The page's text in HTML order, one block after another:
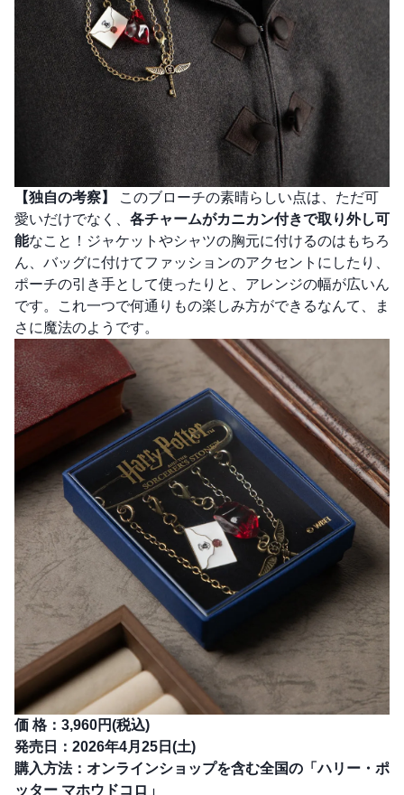
【独自の考察】
このブローチの素晴らしい点は、ただ可
愛いだけでなく、 各チャームがカニカン付きで取り外し可
能なこと！ジャケットやシャツの胸元に付けるのはもちろ
ん、バッグに付けてファッションのアクセントにしたり、
ポーチの引き手として使ったりと、アレンジの幅が広いん
です。これ一つで何通りもの楽しみ方ができるなんて、ま
さに魔法のようです。
価 格：3,960円(税込)
発売日：2026年4月25日(土)
購入方法：オンラインショップを含む全国の「ハリー・ポ
ッター マホウドコロ」